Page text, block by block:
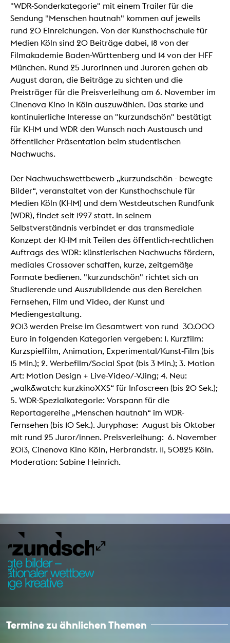
"WDR-Sonderkategorie" mit einem Trailer für die
Sendung "Menschen hautnah" kommen auf jeweils
rund 20 Einreichungen. Von der Kunsthochschule für
Medien Köln sind 20 Beiträge dabei, 18 von der
Filmakademie Baden-Württenberg und 14 von der HFF
München. Rund 25 Jurorinnen und Juroren gehen ab
August daran, die Beiträge zu sichten und die
Preisträger für die Preisverleihung am 6. November im
Cinenova Kino in Köln auszuwählen. Das starke und
kontinuierliche Interesse an "kurzundschön" bestätigt
für KHM und WDR den Wunsch nach Austausch und
öffentlicher Präsentation beim studentischen
Nachwuchs.
Der Nachwuchswettbewerb „kurzundschön - bewegte
Bilder“, veranstaltet von der Kunsthochschule für
Medien Köln (KHM) und dem Westdeutschen Rundfunk
(WDR), findet seit 1997 statt. In seinem
Selbstverständnis verbindet er das transmediale
Konzept der KHM mit Teilen des öffentlich-rechtlichen
Auftrags des WDR: künstlerischen Nachwuchs fördern,
mediales Crossover schaffen, kurze, zeitgemäße
Formate bedienen. "kurzundschön" richtet sich an
Studierende und Auszubildende aus den Bereichen
Fernsehen, Film und Video, der Kunst und
Mediengestaltung.
2013 werden Preise im Gesamtwert von rund 30.000
Euro in folgenden Kategorien vergeben: 1. Kurzfilm:
Kurzspielfilm, Animation, Experimental/Kunst-Film (bis
15 Min.); 2. Werbefilm/Social Spot (bis 3 Min.); 3. Motion
Art: Motion Design + Live-Video/-VJing; 4. Neu:
„walk&watch: kurzkinoXXS“ für Infoscreen (bis 20 Sek.);
5. WDR-Spezialkategorie: Vorspann für die
Reportagereihe „Menschen hautnah“ im WDR-
Fernsehen (bis 10 Sek.). Juryphase: August bis Oktober
mit rund 25 Juror/innen. Preisverleihung: 6. November
2013, Cinenova Kino Köln, Herbrandstr. 11, 50825 Köln.
Moderation: Sabine Heinrich.
Termine zu ähnlichen Themen